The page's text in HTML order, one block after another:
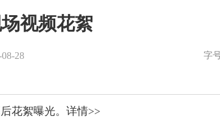
视频花絮
08-28 字
花絮曝光。详情>>